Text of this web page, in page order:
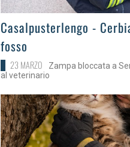
>
Casalpusterlengo -
fosso
23 MARZO
Zampa bloccata a
al veterinario